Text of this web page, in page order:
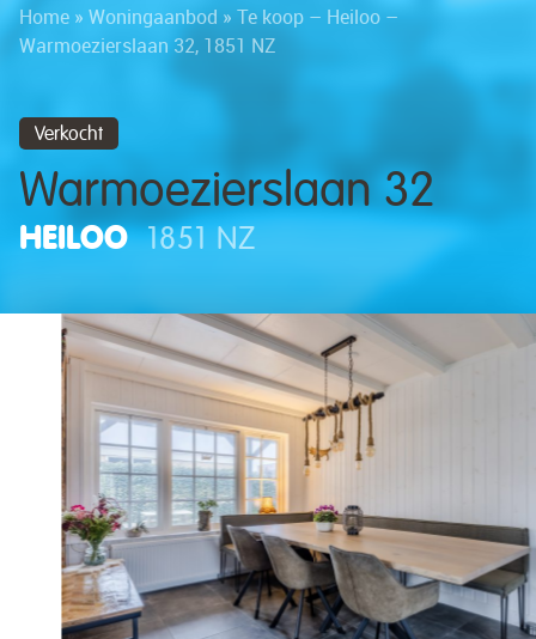
Home » Woningaanbod » Te koop – Heiloo –
Warmoezierslaan 32, 1851 NZ
Verkocht
Warmoezierslaan 32
HEILOO 1851 NZ